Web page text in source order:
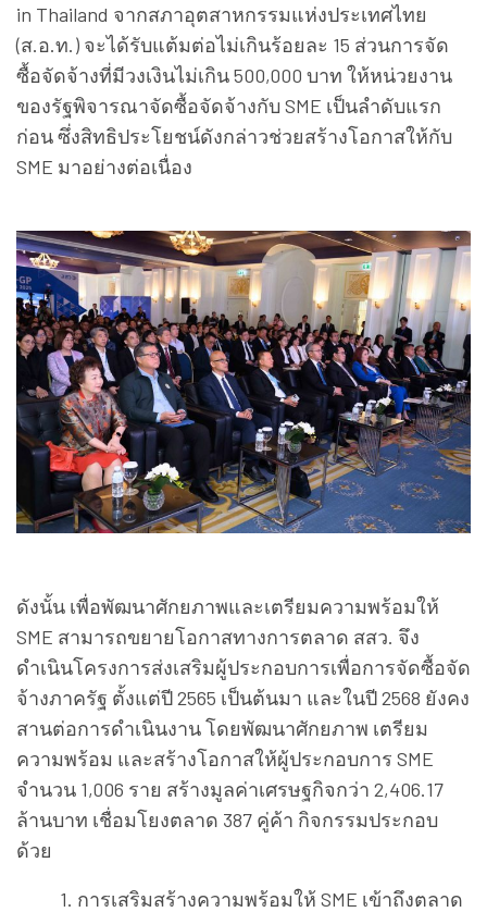
in Thailand จากสภาอุตสาหกรรมแห่งประเทศไทย
(ส.อ.ท.) จะได้รับแต้มต่อไม่เกินร้อยละ 15 ส่วนการจัด
ซื้อจัดจ้างที่มีวงเงินไม่เกิน 500,000 บาท ให้หน่วยงาน
ของรัฐพิจารณาจัดซื้อจัดจ้างกับ SME เป็นลำดับแรก
ก่อน ซึ่งสิทธิประโยชน์ดังกล่าวช่วยสร้างโอกาสให้กับ
SME มาอย่างต่อเนื่อง
ดังนั้น เพื่อพัฒนาศักยภาพและเตรียมความพร้อมให้
SME สามารถขยายโอกาสทางการตลาด สสว. จึง
ดำเนินโครงการส่งเสริมผู้ประกอบการเพื่อการจัดซื้อจัด
จ้างภาครัฐ ตั้งแต่ปี 2565 เป็นต้นมา และในปี 2568 ยังคง
สานต่อการดำเนินงาน โดยพัฒนาศักยภาพ เตรียม
ความพร้อม และสร้างโอกาสให้ผู้ประกอบการ SME
จำนวน 1,006 ราย สร้างมูลค่าเศรษฐกิจกว่า 2,406.17
ล้านบาท เชื่อมโยงตลาด 387 คู่ค้า กิจกรรมประกอบ
ด้วย
1. การเสริมสร้างความพร้อมให้ SME เข้าถึงตลาด